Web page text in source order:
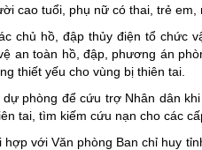
cao tuổi, phụ nữ có thai, trẻ
chủ hồ, đập thủy điện tổ chức
an toàn hồ, đập, phương án
thiết yếu cho vùng bị thiên tai.
phòng để cứu trợ Nhân dân
tai, tìm kiếm cứu nạn cho các
với Văn phòng Ban chỉ huy